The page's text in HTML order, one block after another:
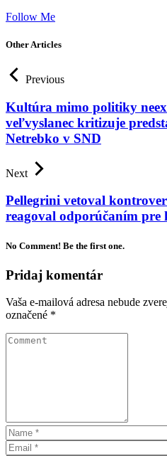
Follow Me
Other Articles
Previous
Kultúra mimo politiky
veľvyslanec kritizuje
Netrebko v SND
Next
Pellegrini vetoval
reagoval odporúčaním pre
No Comment! Be the first one.
Pridaj komentár
Vaša e-mailová adresa nebude
označené *